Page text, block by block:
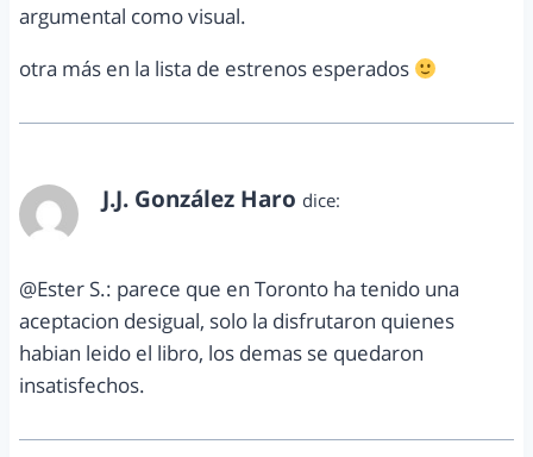
argumental como visual.
otra más en la lista de estrenos esperados
J.J. González Haro dice:
@Ester S.: parece que en Toronto ha tenido una
aceptacion desigual, solo la disfrutaron quienes
habian leido el libro, los demas se quedaron
insatisfechos.